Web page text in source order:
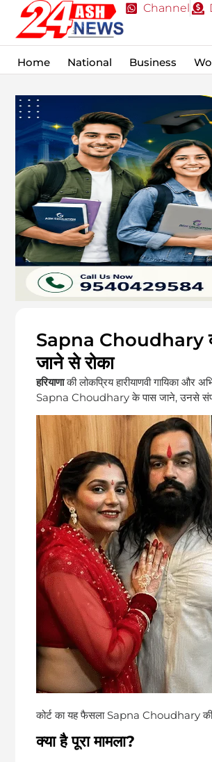
Channel
Home National Business
Sapna Choudhary को
जाने से रोका
हरियाणाकी लोकप्रिय हारीयाणवी गायिका और
Sapna Choudhary के पास जाने, उनसे
कोर्ट का यह फैसला Sapna Choudhary की
क्या है पूरा मामला?